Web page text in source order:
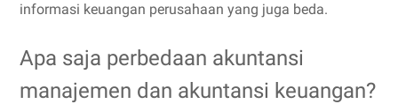
informasi keuangan perusahaan yang juga beda.
Apa saja perbedaan akuntansi
manajemen dan akuntansi keuangan?